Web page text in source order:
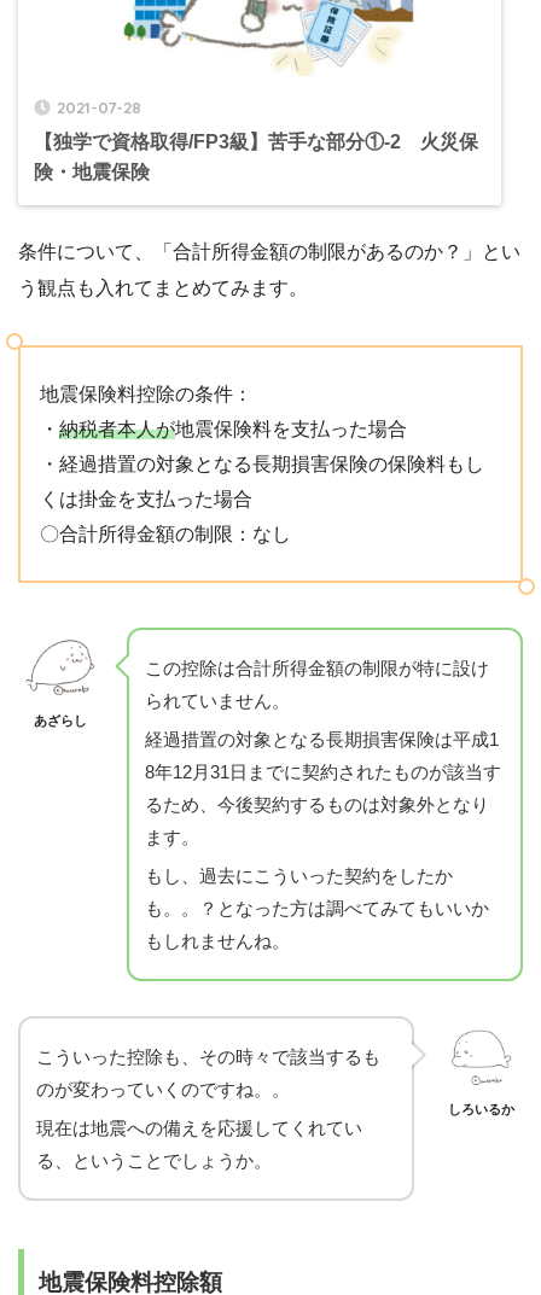
2021-07-28
【独学で資格取得/FP3級】苦手な部分①-2 火災保
険・地震保険
条件について、「合計所得金額の制限があるのか？」とい
う観点も入れてまとめてみます。
地震保険料控除の条件：
・ 納税者本人が地震保険料を支払った場合
・経過措置の対象となる長期損害保険の保険料もし
くは掛金を支払った場合
〇合計所得金額の制限：なし
あざらし
この控除は合計所得金額の制限が特に設け
られていません。
経過措置の対象となる長期損害保険は平成1
8年12月31日までに契約されたものが該当す
るため、今後契約するものは対象外となり
ます。
もし、過去にこういった契約をしたか
も。。？となった方は調べてみてもいいか
もしれませんね。
しろいるか
こういった控除も、その時々で該当するも
のが変わっていくのですね。。
現在は地震への備えを応援してくれてい
る、ということでしょうか。
地震保険料控除額